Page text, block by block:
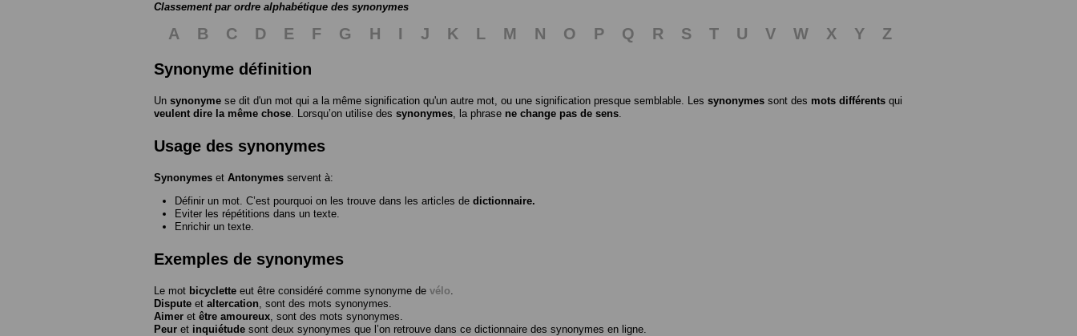
Classement par ordre alphabétique des synonymes
A B C D E F G H I J K L M N O P Q R S T U V W X Y
Z
Synonyme définition
Un synonyme se dit d'un mot qui a la même signification qu'un autre mot, ou une signification presque semblable. Les synonymes sont des mots différents qui
veulent dire la même chose . Lorsqu’on utilise des synonymes , la phrase ne change pas de sens
Usage des synonymes
Synonymes et Antonymes servent à:
Définir un mot. C’est pourquoi on les trouve dans les articles de dictionnaire.
Eviter les répétitions dans un texte.
Enrichir un texte.
Exemples de synonymes
Le mot bicyclette eut être considéré comme synonyme de vélo
Dispute et altercation , sont des mots synonymes.
Aimer et être amoureux , sont des mots synonymes.
Peur et inquiétude sont deux synonymes que l’on retrouve dans ce dictionnaire des synonymes en ligne.